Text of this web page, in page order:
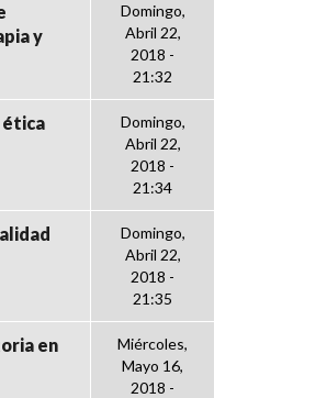
y
Domingo,
Abril 22,
2018 -
21:32
Domingo,
Abril 22,
2018 -
21:34
Domingo,
Abril 22,
2018 -
21:35
en
Miércoles,
Mayo 16,
2018 -